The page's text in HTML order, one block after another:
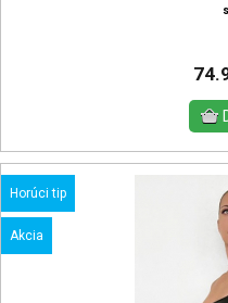
Horúci tip
Akcia